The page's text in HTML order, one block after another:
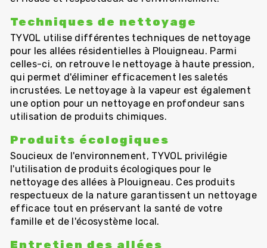
Techniques de nettoyage
TYVOL utilise différentes techniques de nettoyage
pour les allées résidentielles à Plouigneau. Parmi
celles-ci, on retrouve le nettoyage à haute pression,
qui permet d'éliminer efficacement les saletés
incrustées. Le nettoyage à la vapeur est également
une option pour un nettoyage en profondeur sans
utilisation de produits chimiques.
Produits écologiques
Soucieux de l'environnement, TYVOL privilégie
l'utilisation de produits écologiques pour le
nettoyage des allées à Plouigneau. Ces produits
respectueux de la nature garantissent un nettoyage
efficace tout en préservant la santé de votre
famille et de l'écosystème local.
Entretien des allées